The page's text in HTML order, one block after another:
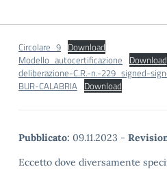
Circolare_9 Download
Modello_autocertificazione Download
deliberazione-C.R.-n.-229_signed-
BUR-CALABRIA Download
Pubblicato: 09.11.2023 -
Eccetto dove diversamente